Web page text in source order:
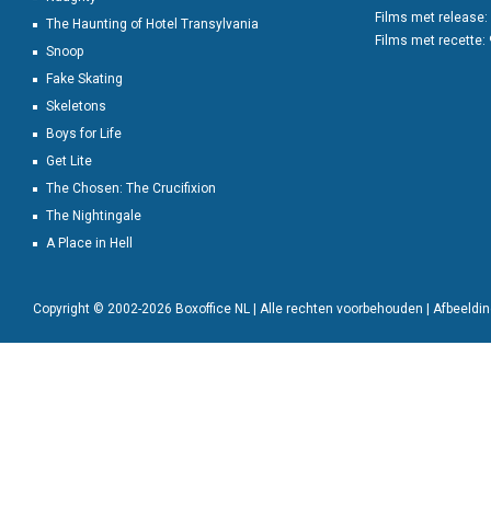
The Haunting of Hotel Transylvania
Snoop
Fake Skating
Skeletons
Boys for Life
Get Lite
The Chosen: The Crucifixion
The Nightingale
A Place in Hell
Films met release:
Films met recette:
Copyright © 2002-2026 Boxoffice NL | Alle rechten voorbehouden |